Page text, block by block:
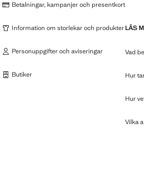
LÄS
Vad
Hur
Hur
Vilka
Betalningar, kampanjer och presentkort
Information om storlekar och produkter
Personuppgifter och aviseringar
Butiker